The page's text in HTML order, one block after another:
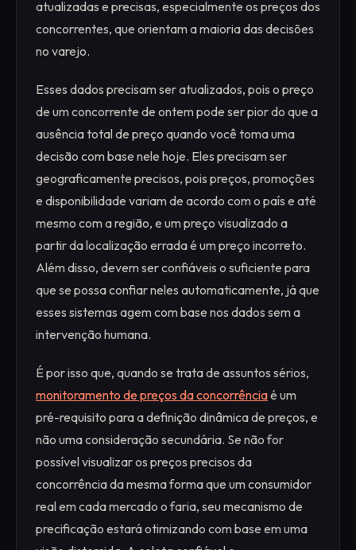
atualizadas e precisas, especialmente os preços dos
concorrentes, que orientam a maioria das decisões
no varejo.
Esses dados precisam ser atualizados, pois o preço
de um concorrente de ontem pode ser pior do que a
ausência total de preço quando você toma uma
decisão com base nele hoje. Eles precisam ser
geograficamente precisos, pois preços, promoções
e disponibilidade variam de acordo com o país e até
mesmo com a região, e um preço visualizado a
partir da localização errada é um preço incorreto.
Além disso, devem ser confiáveis o suficiente para
que se possa confiar neles automaticamente, já que
esses sistemas agem com base nos dados sem a
intervenção humana.
É por isso que, quando se trata de assuntos sérios,
monitoramento de preços da concorrênciaé um
pré-requisito para a definição dinâmica de preços, e
não uma consideração secundária. Se não for
possível visualizar os preços precisos da
concorrência da mesma forma que um consumidor
real em cada mercado o faria, seu mecanismo de
precificação estará otimizando com base em uma